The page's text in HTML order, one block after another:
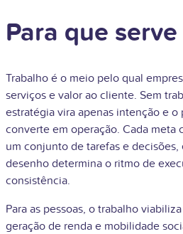
Para que
Trabalho é o meio pelo qual
serviços e valor ao cliente. Sem
estratégia vira apenas intenção e
converte em operação. Cada meta
um conjunto de tarefas e decisões,
desenho determina o ritmo de
consistência.
Para as pessoas, o trabalho
geração de renda e mobilidade